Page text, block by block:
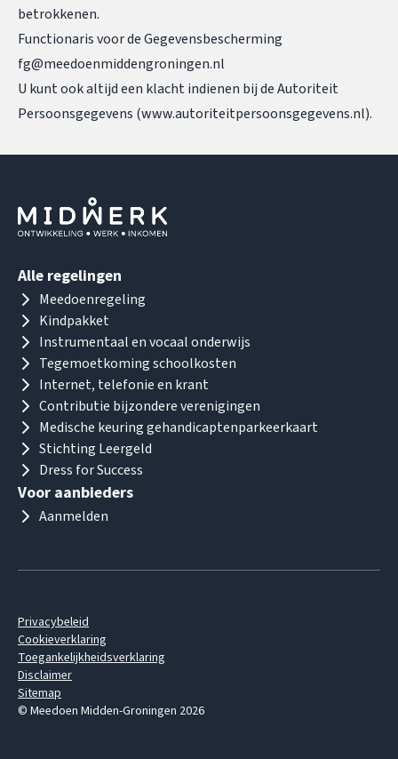
betrokkenen.
Functionaris voor de Gegevensbescherming
fg@meedoenmiddengroningen.nl
U kunt ook altijd een klacht indienen bij de Autoriteit
Persoonsgegevens (www.autoriteitpersoonsgegevens.nl).
Alle regelingen
Meedoenregeling
Kindpakket
Instrumentaal en vocaal onderwijs
Tegemoetkoming schoolkosten
Internet, telefonie en krant
Contributie bijzondere verenigingen
Medische keuring gehandicaptenparkeerkaart
Stichting Leergeld
Dress for Success
Voor aanbieders
Aanmelden
Privacybeleid
Cookieverklaring
Toegankelijkheidsverklaring
Disclaimer
Sitemap
© Meedoen Midden-Groningen 2026